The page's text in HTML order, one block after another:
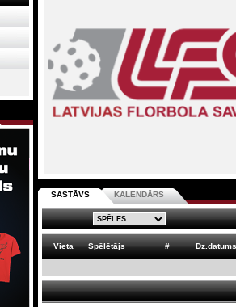
SASTĀVS KALENDĀRS
Vieta Spēlētājs # Dz.datums